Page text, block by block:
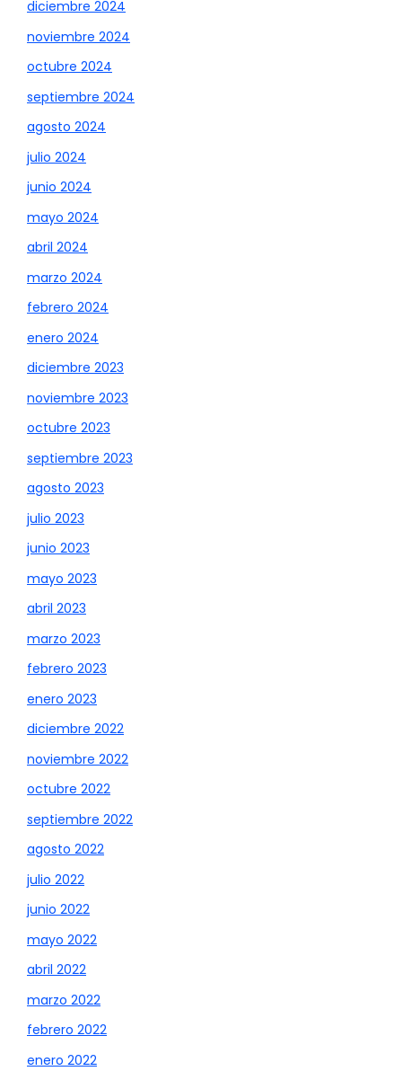
diciembre 2024
noviembre 2024
octubre 2024
septiembre 2024
agosto 2024
julio 2024
junio 2024
mayo 2024
abril 2024
marzo 2024
febrero 2024
enero 2024
diciembre 2023
noviembre 2023
octubre 2023
septiembre 2023
agosto 2023
julio 2023
junio 2023
mayo 2023
abril 2023
marzo 2023
febrero 2023
enero 2023
diciembre 2022
noviembre 2022
octubre 2022
septiembre 2022
agosto 2022
julio 2022
junio 2022
mayo 2022
abril 2022
marzo 2022
febrero 2022
enero 2022